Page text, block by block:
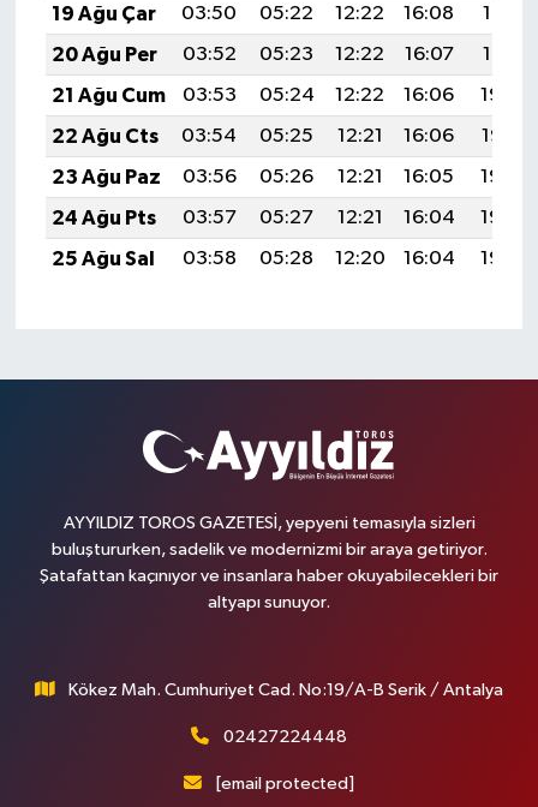
19 Ağu Çar
03:50 05:22 12:22 16:08
19:12
20 Ağu Per
03:52 05:23 12:22 16:07
19:10
21 Ağu Cum
03:53 05:24 12:22 16:06
19:09
22 Ağu Cts
03:54 05:25 12:21 16:06
19:07
23 Ağu Paz
03:56 05:26 12:21 16:05
19:06
24 Ağu Pts
03:57 05:27 12:21 16:04
19:04
25 Ağu Sal
03:58 05:28 12:20 16:04 19:03
AYYILDIZ TOROS GAZETESİ, yepyeni temasıyla sizleri
buluştururken, sadelik ve modernizmi bir araya getiriyor.
Şatafattan kaçınıyor ve insanlara haber okuyabilecekleri bir
altyapı sunuyor.
Kökez Mah. Cumhuriyet Cad. No:19/A-B Serik / Antalya
02427224448
[email protected]